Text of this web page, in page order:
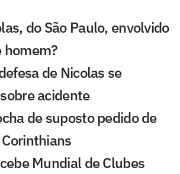
do São Paulo, envolvido
homem?
de Nicolas se
acidente
de suposto pedido de
Mundial de Clubes